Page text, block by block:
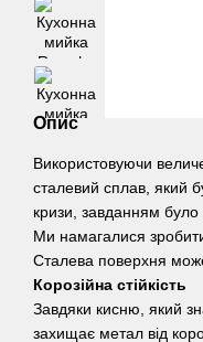
Опис
Використовуючи
сталевий сплав, який
кризи, завданням було
Ми намагалися
Сталева поверхня
Корозійна стійкість
Завдяки кисню, який
захищає метал від